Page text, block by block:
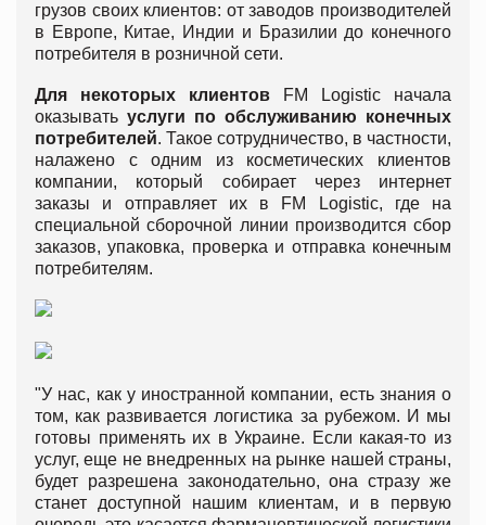
грузов своих клиентов: от заводов производителей
в Европе, Китае, Индии и Бразилии до конечного
потребителя в розничной сети.
Для некоторых клиентов FM Logistic начала
оказывать услуги по обслуживанию конечных
потребителей. Такое сотрудничество, в частности,
налажено с одним из косметических клиентов
компании, который собирает через интернет
заказы и отправляет их в FM Logistic, где на
специальной сборочной линии производится сбор
заказов, упаковка, проверка и отправка конечным
потребителям.
"У нас, как у иностранной компании, есть знания о
том, как развивается логистика за рубежом. И мы
готовы применять их в Украине. Если какая-то из
услуг, еще не внедренных на рынке нашей страны,
будет разрешена законодательно, она стразу же
станет доступной нашим клиентам, и в первую